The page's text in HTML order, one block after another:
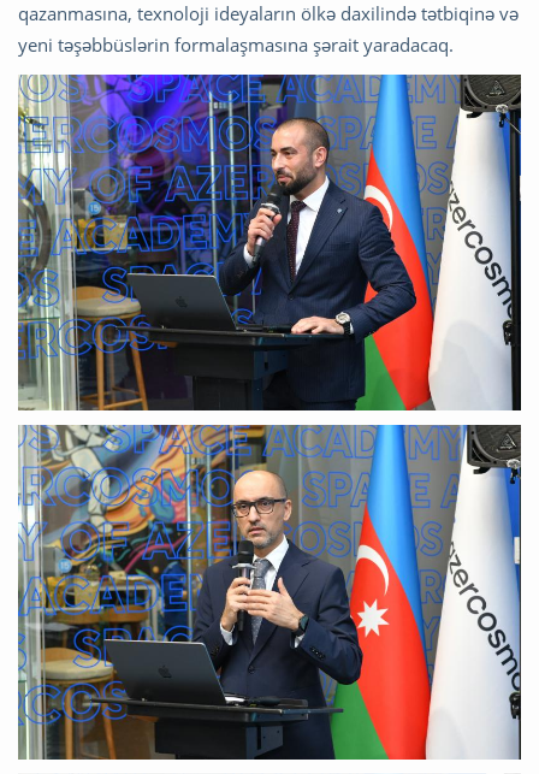
qazanmasına, texnoloji ideyaların ölkə daxilində tətbiqinə və
yeni təşəbbüslərin formalaşmasına şərait yaradacaq.